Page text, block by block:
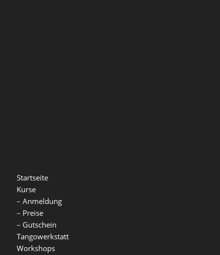
Startseite
Kurse
– Anmeldung
– Preise
– Gutschein
Tangowerkstatt
Workshops